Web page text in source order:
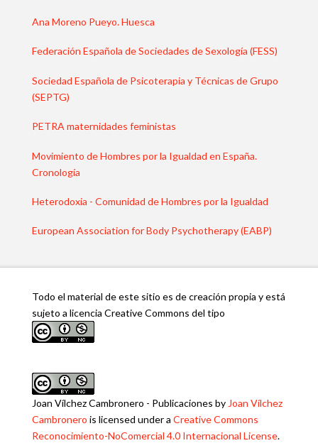
Ana Moreno Pueyo. Huesca
Federación Española de Sociedades de Sexología (FESS)
Sociedad Española de Psicoterapia y Técnicas de Grupo
(SEPTG)
PETRA maternidades feministas
Movimiento de Hombres por la Igualdad en España.
Cronología
Heterodoxia - Comunidad de Hombres por la Igualdad
European Association for Body Psychotherapy (EABP)
Todo el material de este sitio es de creación propia y está
sujeto a licencia Creative Commons del tipo
Joan Vílchez Cambronero - Publicaciones by Joan Vílchez
Cambronero is licensed under a Creative Commons
Reconocimiento-NoComercial 4.0 Internacional License.